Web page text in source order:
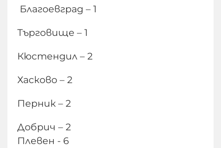
Благоевград – 1
Търговище – 1
Кюстендил – 2
Хасково – 2
Перник – 2
Добрич – 2
Плевен - 6